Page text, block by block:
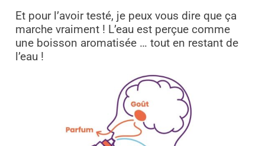
Et pour l’avoir testé, je peux vous dire que ça
marche vraiment ! L’eau est perçue comme
une boisson aromatisée … tout en restant de
l’eau !